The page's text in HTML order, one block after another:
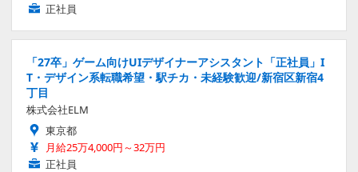
正社員
「27卒」ゲーム向けUIデザイナーアシスタント「正社員」I
T・デザイン系転職希望・駅チカ・未経験歓迎/新宿区新宿4
丁目
株式会社ELM
東京都
月給25万4,000円～32万円
正社員